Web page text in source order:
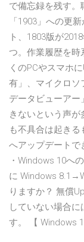
で備忘録を残す。
「1903」への更
ト、1803版が
つ。作業履歴を
くのPCやスマホ
有」、マイクロソ
データビューアー
きないという声
も不具合は起きる
へアップデートで
・Windows 10へ
に Windows
りますか？ 無償
していない場合
す。 【 Windows